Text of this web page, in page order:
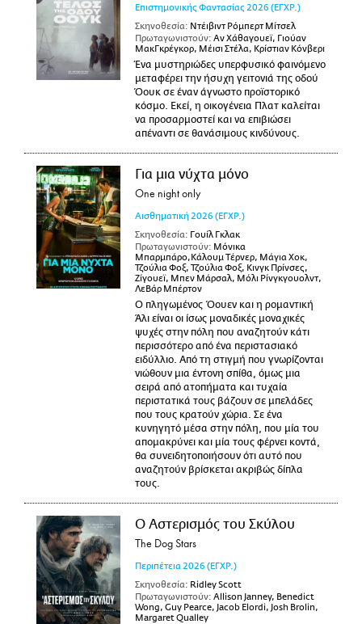
Επιστημονικής Φαντασίας 2026 (ΕΓΧΡ.)
Σκηνοθεσία: Ντέιβιντ Ρόμπερτ Μίτσελ
Πρωταγωνιστούν: Αν Χάθαγουεϊ, Γιούαν
ΜακΓκρέγκορ, Μέισι Στέλα, Κρίστιαν Κόνβερι
Ένα μυστηριώδες υπερφυσικό φαινόμενο
μεταφέρει την ήσυχη γειτονιά της οδού
Όουκ σε έναν άγνωστο προϊστορικό
κόσμο. Εκεί, η οικογένεια Πλατ καλείται
να προσαρμοστεί και να επιβιώσει
απέναντι σε θανάσιμους κινδύνους.
Για μια νύχτα μόνο
One night only
Αισθηματική 2026 (ΕΓΧΡ.)
Σκηνοθεσία: Γουίλ Γκλακ
Πρωταγωνιστούν: Μόνικα
Μπαρμπάρο,Κάλουμ Τέρνερ, Μάγια Χοκ,
Τζούλια Φοξ, Τζούλια Φοξ, Κινγκ Πρίνσες,
Ζίγουεϊ, Μπεν Μάρσαλ, Μόλι Ρίνγκγουολντ,
ΛεΒάρ Μπέρτον
Ο πληγωμένος Όουεν και η ρομαντική
Άλι είναι οι ίσως μοναδικές μοναχικές
ψυχές στην πόλη που αναζητούν κάτι
περισσότερο από ένα περιστασιακό
ειδύλλιο. Από τη στιγμή που γνωρίζονται
νιώθουν μια έντονη σπίθα, όμως μια
σειρά από ατοπήματα και τυχαία
περιστατικά τους βάζουν σε μπελάδες
που τους κρατούν χώρια. Σε ένα
κυνηγητό μέσα στην πόλη, που μία του
απομακρύνει και μία τους φέρνει κοντά,
θα συνειδητοποιήσουν ότι αυτό που
αναζητούν βρίσκεται ακριβώς δίπλα
τους.
Ο Αστερισμός του Σκύλου
The Dog Stars
Περιπέτεια 2026 (ΕΓΧΡ.)
Σκηνοθεσία: Ridley Scott
Πρωταγωνιστούν: Allison Janney, Benedict
Wong, Guy Pearce, Jacob Elordi, Josh Brolin,
Margaret Qualley